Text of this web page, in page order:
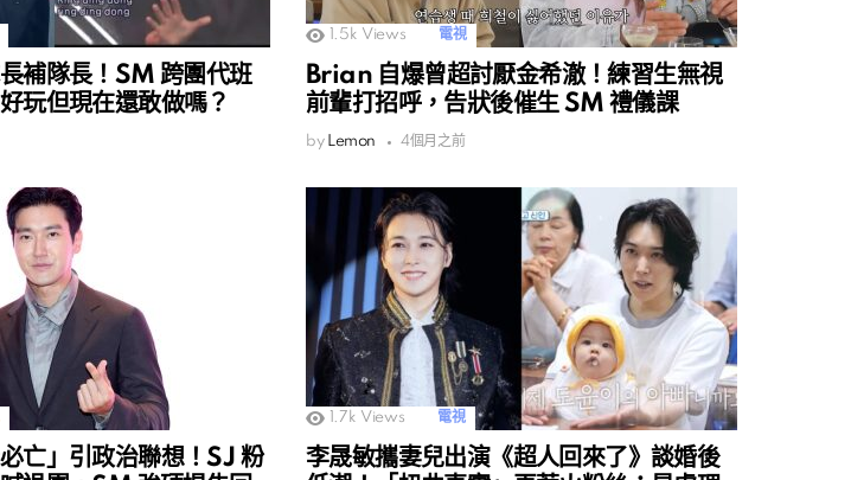
補隊長！SM 跨團代班
玩但現在還敢做嗎？
1.5k Views 電視
Brian 自爆曾超討厭金希澈！練習生無視
前輩打招呼，告狀後催生 SM 禮儀課
by Lemon 4個月之前
亡」引政治聯想！SJ 粉
1.7k Views 電視
李晟敏攜妻兒出演《超人回來了》談婚後